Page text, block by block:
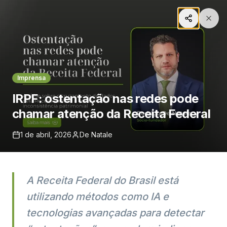
Voltar ao Início
Mídia e Publicações
Explore nossos artigos, notícias e insights
Pesquisar
Imprensa
IRPF: ostentação nas redes pode
chamar atenção da Receita Federal
1 de abril, 2026 De Natale
A Receita Federal do Brasil está
utilizando métodos como IA e
tecnologias avançadas para detectar